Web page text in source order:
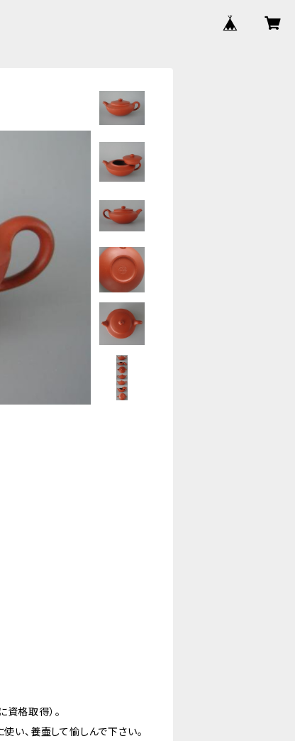
格取得）。
い、養壷して愉しんで下さい。